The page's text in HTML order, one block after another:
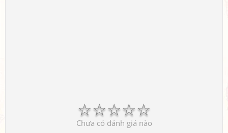
☆
☆
☆
☆
☆
Chưa có đánh giá nào